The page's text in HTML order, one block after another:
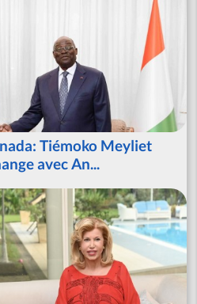
Tiémoko Meyliet
avec An...